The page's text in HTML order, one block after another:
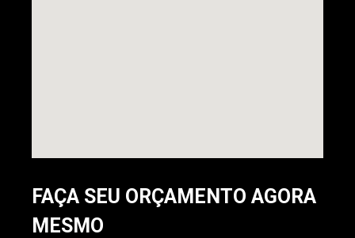
FAÇA SEU ORÇAMENTO AGORA
MESMO